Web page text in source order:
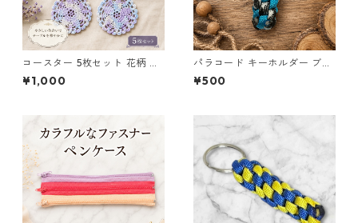
コースター 5枚セット 花柄 レ
ース 手編み ブルー パープル s
2 ギフト
¥1,000
パラコード キーホルダー ブル
ー×ブラック・ホワイト ハンド
メイド 国産 本革 ヌメ革
¥500